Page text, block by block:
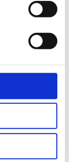
testi
– tietoa
ja